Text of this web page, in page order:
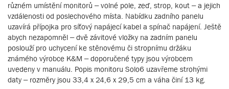
různém umístění monitorů – volné pole, zeď, strop, kout – a jejich
vzdálenosti od poslechového místa. Nabídku zadního panelu
uzavírá přípojka pro síťový napájecí kabel a spínač napájení. Ještě
abych nezapomněl – dvě závitové vložky na zadním panelu
poslouží pro uchycení ke stěnovému či stropnímu držáku
známého výrobce K&M – doporučené typy jsou výrobcem
uvedeny v manuálu. Popis monitoru Solo6 uzavřeme strohými
daty – rozměry jsou 33,4 x 24,6 x 29,5 cm a váha činí 13 kg.